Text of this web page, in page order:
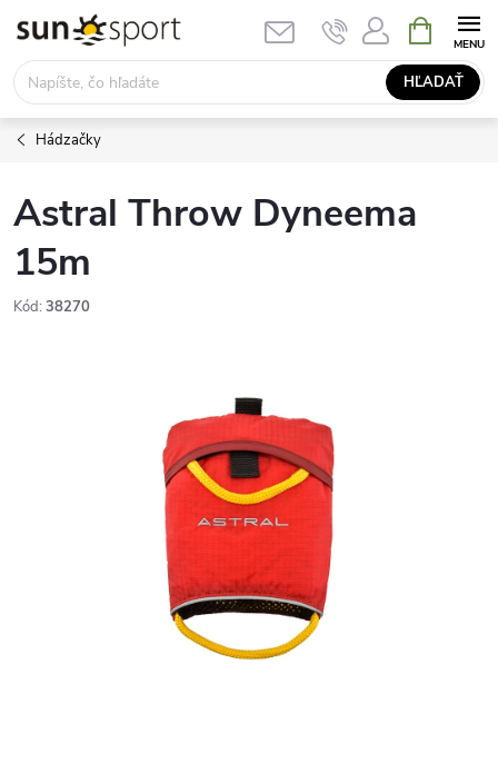
obsah
HĽADAŤ
KOŠÍK
Hádzačky
Astral Throw Dyneema
15m
Kód: 38270